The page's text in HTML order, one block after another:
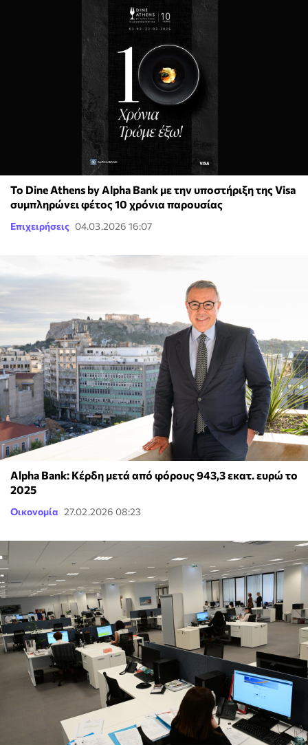
Το Dine Athens by Alpha Bank με την υποστήριξη της Visa
συμπληρώνει φέτος 10 χρόνια παρουσίας
Επιχειρήσεις 04.03.2026 16:07
Alpha Bank: Κέρδη μετά από φόρους 943,3 εκατ. ευρώ το
2025
Οικονομία 27.02.2026 08:23